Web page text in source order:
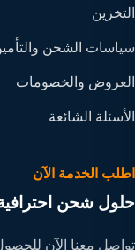
التخزين
سياسات الشحن
العروض والخصومات
الأسئلة الشائعة
اطلب الخدمة الآن
حلول شحن
تواصل معنا الآن